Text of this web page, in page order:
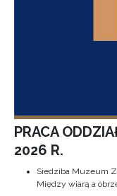
PRACA
2026 R.
Siedziba Muzeum
Między wiarą a